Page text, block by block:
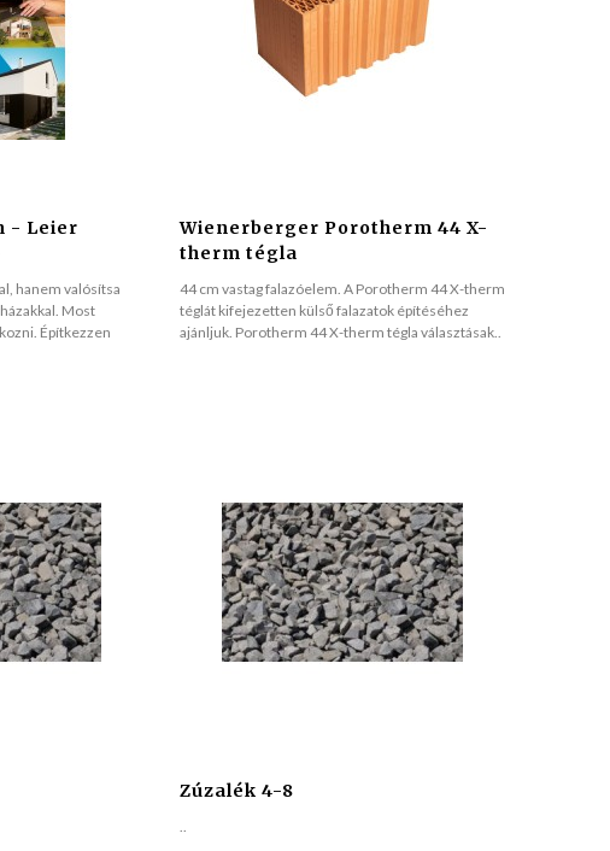
- Leier
hanem valósítsa
Most
Építkezzen
Wienerberger Porotherm 44 X-
therm tégla
44 cm vastag falazóelem. A Porotherm 44 X-therm
téglát kifejezetten külső falazatok építéséhez
ajánljuk. Porotherm 44 X-therm tégla választásak..
Zúzalék 4-8